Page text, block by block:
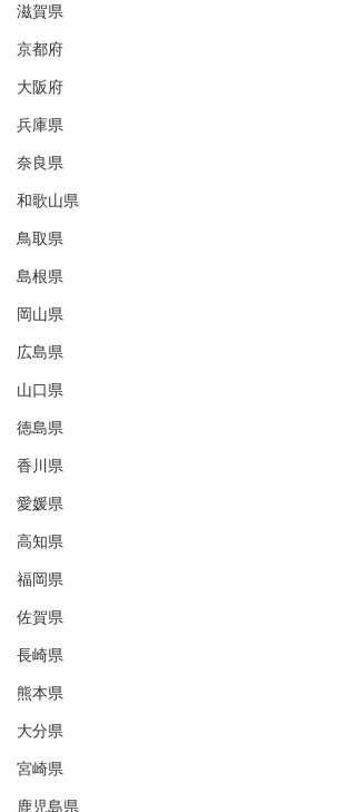
滋賀県
京都府
大阪府
兵庫県
奈良県
和歌山県
鳥取県
島根県
岡山県
広島県
山口県
徳島県
香川県
愛媛県
高知県
福岡県
佐賀県
長崎県
熊本県
大分県
宮崎県
鹿児島県